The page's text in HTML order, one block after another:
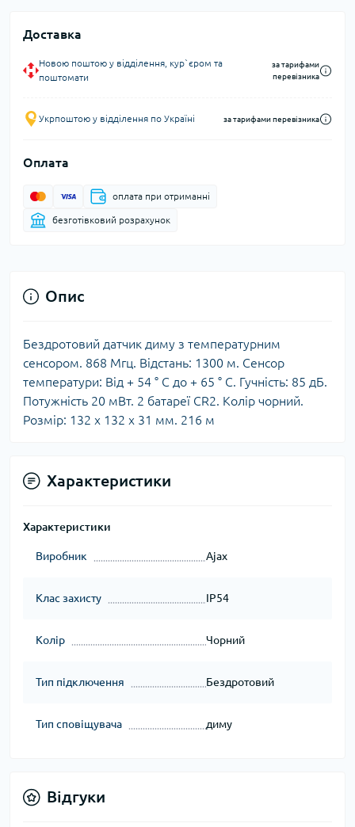
Доставка
Новою поштою у відділення, кур`єром та
поштомати
за тарифами
перевізника
Укрпоштою у відділення по Україні за тарифами перевізника
Оплата
оплата при отриманні
безготівковий розрахунок
Опис
Бездротовий датчик диму з температурним
сенсором. 868 Мгц. Відстань: 1300 м. Сенсор
температури: Від + 54 ° С до + 65 ° С. Гучність: 85 дБ.
Потужність 20 мВт. 2 батареї CR2. Колір чорний.
Розмір: 132 х 132 х 31 мм. 216 м
Характеристики
Характеристики
Виробник Ajax
Клас захисту IP54
Колір Чорний
Тип підключення Бездротовий
Тип сповіщувача диму
Відгуки